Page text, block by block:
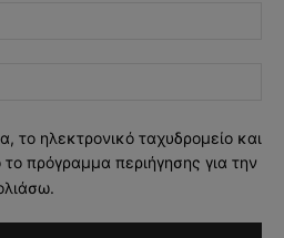
το ηλεκτρονικό ταχυδρομείο και
πρόγραμμα περιήγησης για την